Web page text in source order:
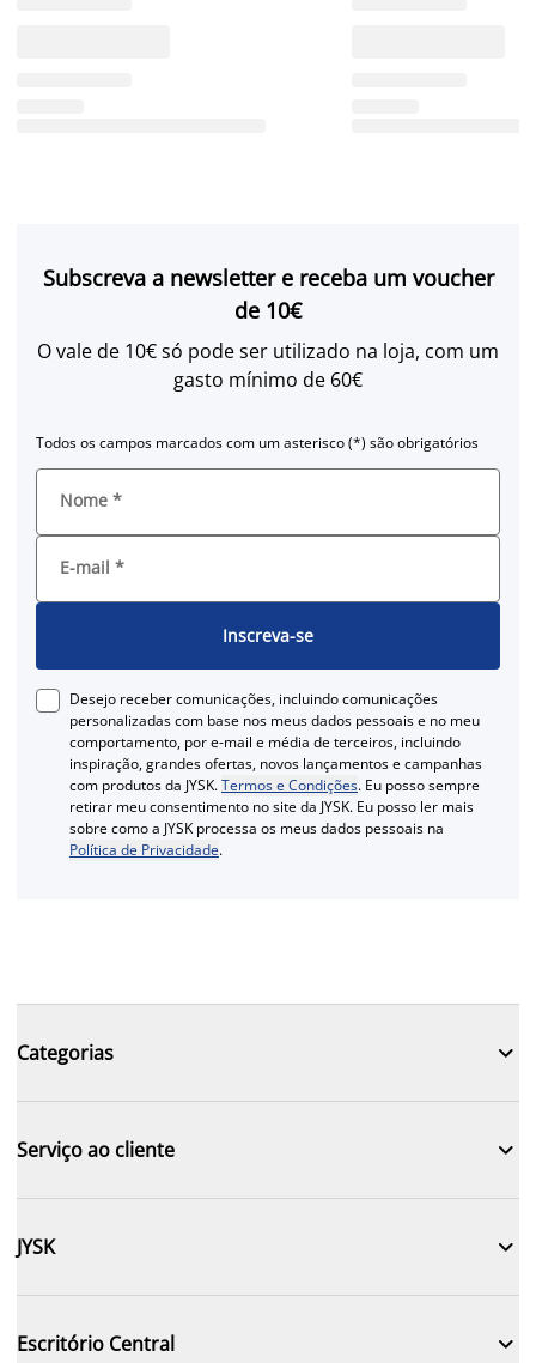
Subscreva a newsletter e receba um voucher
de 10€
O vale de 10€ só pode ser utilizado na loja, com um
gasto mínimo de 60€
Todos os campos marcados com um asterisco (*) são obrigatórios
Nome *
E-mail *
Inscreva-se
Desejo receber comunicações, incluindo comunicações
personalizadas com base nos meus dados pessoais e no meu
comportamento, por e-mail e média de terceiros, incluindo
inspiração, grandes ofertas, novos lançamentos e campanhas
com produtos da JYSK.Termos e Condições. Eu posso sempre
retirar meu consentimento no site da JYSK. Eu posso ler mais
sobre como a JYSK processa os meus dados pessoais na
Política de Privacidade.
Categorias 
Serviço ao cliente 
JYSK 
Escritório Central 